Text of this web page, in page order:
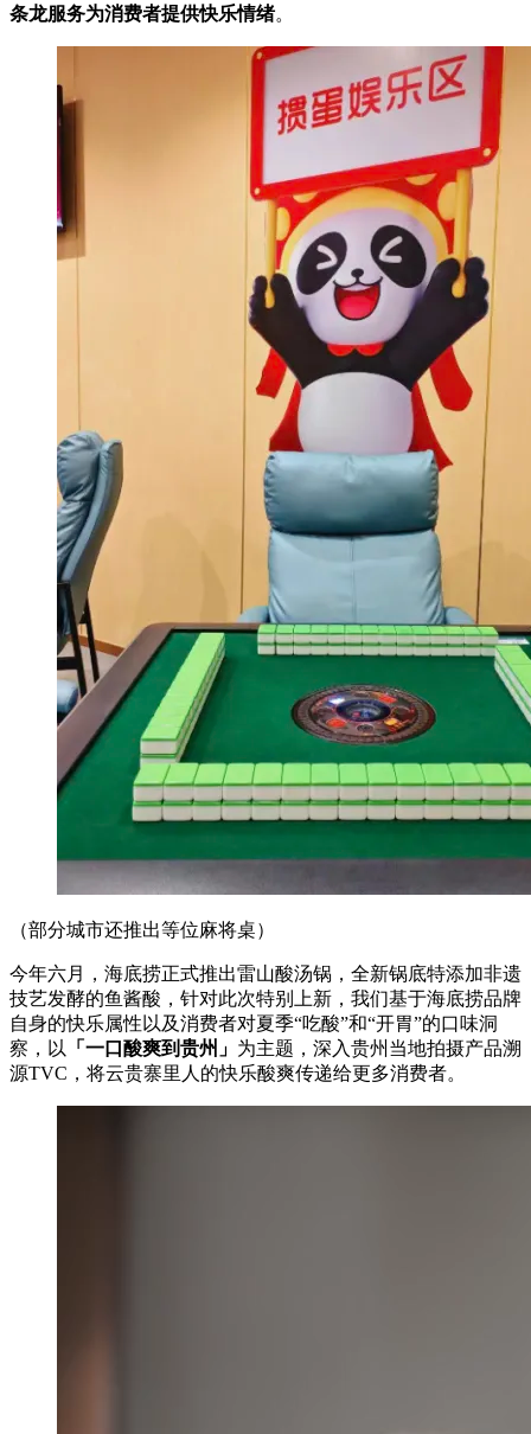
条龙服务为消费者提供快乐情绪。
（部分城市还推出等位麻将桌）
今年六月，海底捞正式推出雷山酸汤锅，全新锅底特添加非遗
技艺发酵的鱼酱酸，针对此次特别上新，我们基于海底捞品牌
自身的快乐属性以及消费者对夏季“吃酸”和“开胃”的口味洞
察，以
「一口酸爽到贵州」 为主题，深入贵州当地拍摄产品溯
源TVC，将云贵寨里人的快乐酸爽传递给更多消费者。